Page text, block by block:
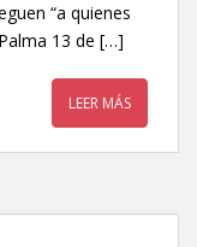
“a quienes
13 de […]
LEER MÁS